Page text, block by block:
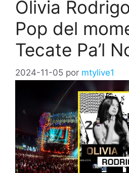
Olivia
Pop del
Tecate Pa’l
2024-11-05 por mtylive1